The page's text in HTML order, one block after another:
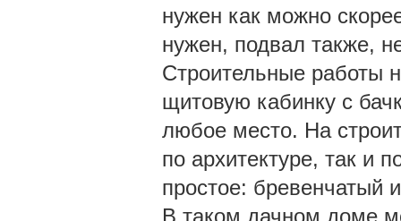
нужен как можно
нужен, подвал также,
Строительные работы
щитовую кабинку с
любое место. На
по архитектуре, так и
простое: бревенчатый
В таком дачном доме